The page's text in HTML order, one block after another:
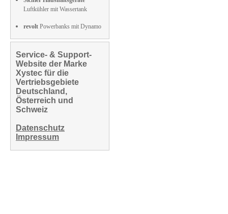
Luftkühler mit Wassertank
revolt Powerbanks mit Dynamo
Service- & Support-
Website der Marke
Xystec für die
Vertriebsgebiete
Deutschland,
Österreich und
Schweiz
Datenschutz
Impressum